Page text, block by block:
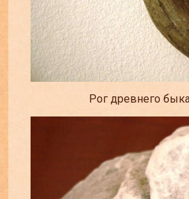
Рог древнего